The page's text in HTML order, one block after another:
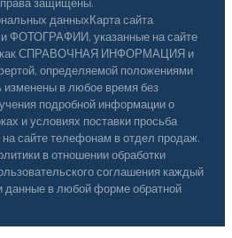
данныхКарта сайта
указанные на сайте
как СПРАВОЧНАЯ ИНФОРМАЦИЯ и
определяемой положениями
изменены в любое время без
подробной информации о
и условиях поставки просьба
сайте телефонам в отдел продаж.
в отношении обработки
соглашения каждый
данные в любой форме обратной